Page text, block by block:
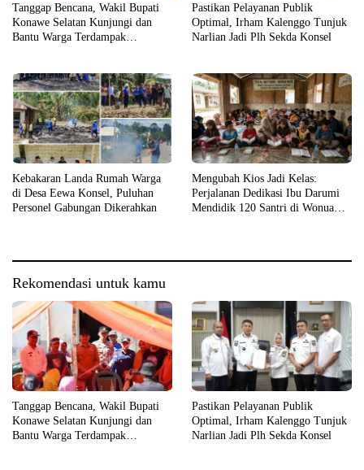
Tanggap Bencana, Wakil Bupati
Konawe Selatan Kunjungi dan
Bantu Warga Terdampak
Pastikan Pelayanan Publik
Optimal, Irham Kalenggo Tunjuk
Narlian Jadi Plh Sekda Konsel
Kebakaran Landa Rumah Warga
di Desa Eewa Konsel, Puluhan
Personel Gabungan Dikerahkan
Mengubah Kios Jadi Kelas:
Perjalanan Dedikasi Ibu Darumi
Mendidik 120 Santri di Wonua
Rekomendasi untuk kamu
Tanggap Bencana, Wakil Bupati
Konawe Selatan Kunjungi dan
Bantu Warga Terdampak
Pastikan Pelayanan Publik
Optimal, Irham Kalenggo Tunjuk
Narlian Jadi Plh Sekda Konsel